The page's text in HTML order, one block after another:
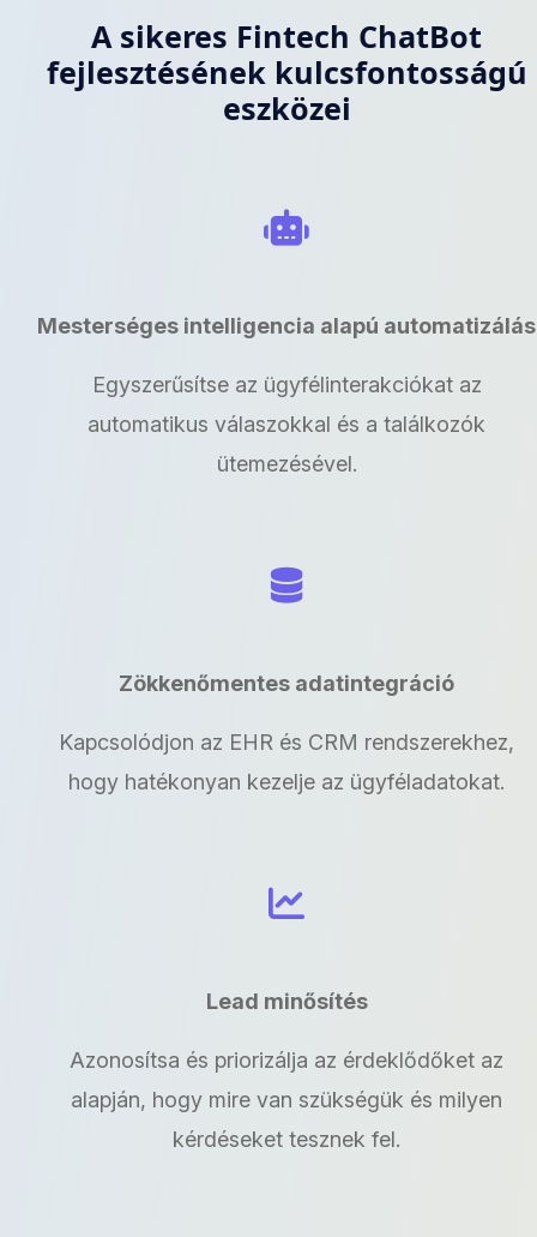
A sikeres Fintech ChatBot
fejlesztésének kulcsfontosságú
eszközei
Mesterséges intelligencia alapú automatizálás
Egyszerűsítse az ügyfélinterakciókat az
automatikus válaszokkal és a találkozók
ütemezésével.
Zökkenőmentes adatintegráció
Kapcsolódjon az EHR és CRM rendszerekhez,
hogy hatékonyan kezelje az ügyféladatokat.
Lead minősítés
Azonosítsa és priorizálja az érdeklődőket az
alapján, hogy mire van szükségük és milyen
kérdéseket tesznek fel.